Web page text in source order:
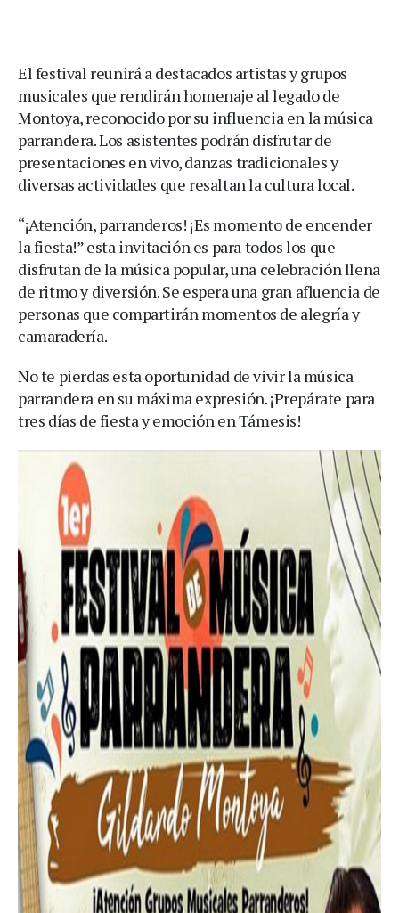
El festival reunirá a destacados artistas y grupos
musicales que rendirán homenaje al legado de
Montoya, reconocido por su influencia en la música
parrandera. Los asistentes podrán disfrutar de
presentaciones en vivo, danzas tradicionales y
diversas actividades que resaltan la cultura local.
“¡Atención, parranderos! ¡Es momento de encender
la fiesta!” esta invitación es para todos los que
disfrutan de la música popular, una celebración llena
de ritmo y diversión. Se espera una gran afluencia de
personas que compartirán momentos de alegría y
camaradería.
No te pierdas esta oportunidad de vivir la música
parrandera en su máxima expresión. ¡Prepárate para
tres días de fiesta y emoción en Támesis!